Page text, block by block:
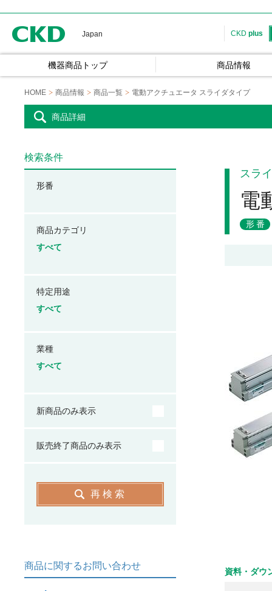
Japan CKD plus
機器商品トップ 商品情報
HOME 商品情報 商品一覧 電動アクチュエータ スライダタイプ
商品詳細
スラ
電
形番
資料・ダウ
検索条件
形番
商品カテゴリ
すべて
特定用途
すべて
業種
すべて
新商品のみ表示
販売終了商品のみ表示
再検索
商品に関するお問い合わせ